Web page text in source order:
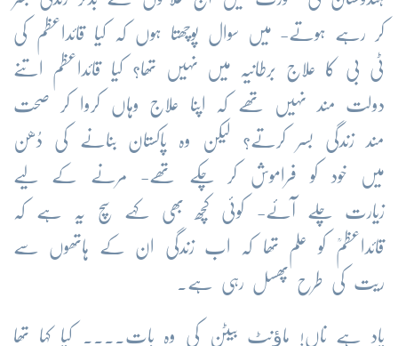
کر رہے ہوتے- میں سوال پوچھتا ہوں کہ کیا قائداعظم کی
ٹی بی کا علاج برطانیہ میں نہیں تھا؟ کیا قائداعظم اتنے
دولت مند نہیں تھے کہ اپنا علاج وہاں کروا کر صحت
مند زندگی بسر کرتے؟ لیکن وہ پاکستان بنانے کی دُھن
میں خود کو فراموش کر چکے تھے- مرنے کے لیے
زیارت چلے آئے- کوئی کچھ بھی کہے سچ یہ ہے کہ
قائداعظمؒ کو علم تھا کہ اب زندگی ان کے ہاتھوں سے
ریت کی طرح پھسل رہی ہے۔
یاد ہے ناں! ماﺅنٹ بیٹن کی وہ بات.... کیا کہا تھا